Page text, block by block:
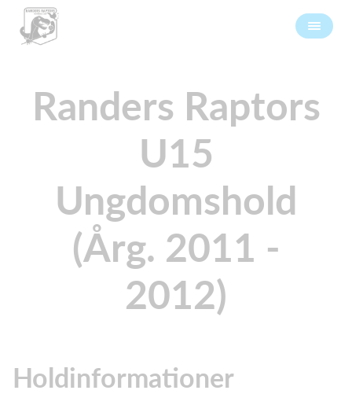
Randers Raptors
U15
Ungdomshold
(Årg. 2011 -
2012)
Holdinformationer